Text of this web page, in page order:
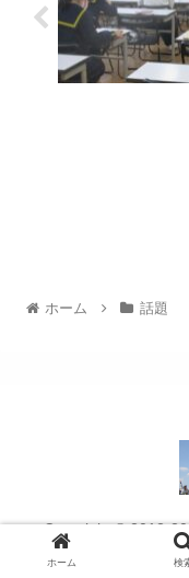
ホーム 話題
Copyright © 2012-
ホーム 検